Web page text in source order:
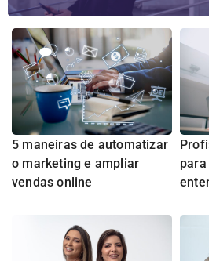
5 maneiras de automatizar
o marketing e ampliar
vendas online